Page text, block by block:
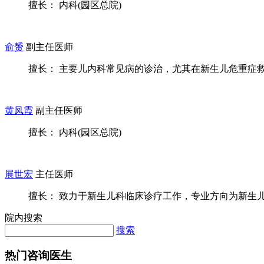
擅长： 内科(园区总院)
俞赟 副主任医师
擅长： 主要儿内科常见病的诊治，尤其在新生儿危重症
黄凤霞 副主任医师
擅长： 内科(园区总院)
展世宏 主任医师
擅长： 致力于新生儿科临床诊疗工作，专业方向为新生
院内搜索
搜索
热门咨询医生